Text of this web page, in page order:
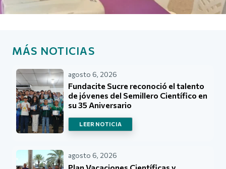
MÁS NOTICIAS
agosto 6, 2026
Fundacite Sucre reconoció el talento
de jóvenes del Semillero Científico en
su 35 Aniversario
LEER NOTICIA
agosto 6, 2026
Plan Vacaciones Científicas y